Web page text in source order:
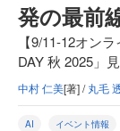
発の最前
【9/11-12オン
DAY 秋 2025」
中村 仁美[著] /丸毛
AI イベント情報